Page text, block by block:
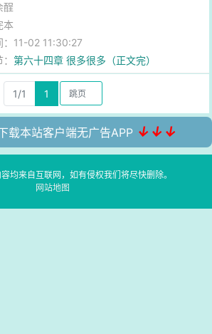
酲
本
：11-02 11:30:27
：第六十四章 很多很多（正文完）
1/1 1
载本站客户端无广告APP ↓↓↓
均来自互联网，如有侵权我们将尽快删除。
网站地图